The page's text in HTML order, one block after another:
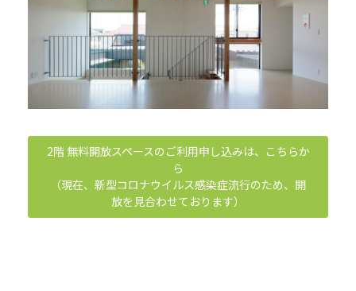
2階 無料開放スペースのご利用申し込みは、こちらか
ら
（現在、新型コロナウイルス感染症流行のため、開
放を見合わせております）